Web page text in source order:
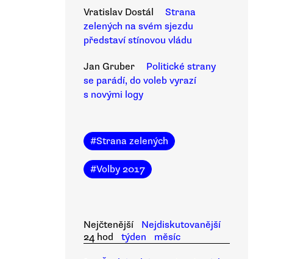
Vratislav Dostál
Strana
zelených na svém sjezdu
představí stínovou vládu
Jan Gruber
Politické strany
se parádí, do voleb vyrazí
s novými logy
#Strana zelených
#Volby 2017
Nejčtenější
Nejdiskutovanější
24 hod
týden
měsíc